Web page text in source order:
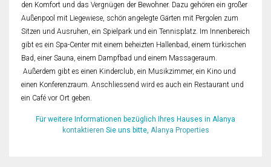
den Komfort und das Vergnügen der Bewohner. Dazu gehören ein großer
Außenpool mit Liegewiese, schön angelegte Gärten mit Pergolen zum
Sitzen und Ausruhen, ein Spielpark und ein Tennisplatz. Im Innenbereich
gibt es ein Spa-Center mit einem beheizten Hallenbad, einem türkischen
Bad, einer Sauna, einem Dampfbad und einem Massageraum.
Außerdem gibt es einen Kinderclub, ein Musikzimmer, ein Kino und
einen Konferenzraum. Anschliessend wird es auch ein Restaurant und
ein Café vor Ort geben.
Für weitere Informationen bezüglich Ihres Hauses in Alanya
kontaktieren Sie uns bitte, Alanya Properties